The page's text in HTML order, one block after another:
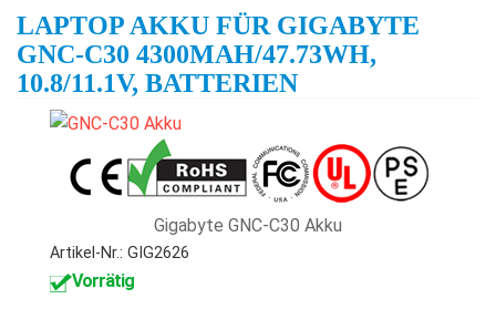
LAPTOP AKKU FÜR GIGABYTE
GNC-C30 4300MAH/47.73WH,
10.8/11.1V, BATTERIEN
Gigabyte GNC-C30 Akku
Artikel-Nr.: GIG2626
Vorrätig